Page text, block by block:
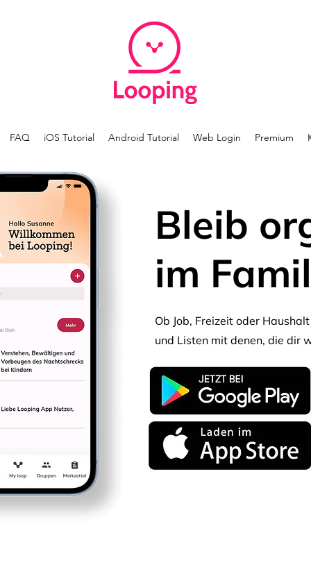
FAQ iOS Tutorial Android Tutorial Web Login Premium
Bleib
im
Ob Job, Freizeit oder
und Listen mit denen, die dir